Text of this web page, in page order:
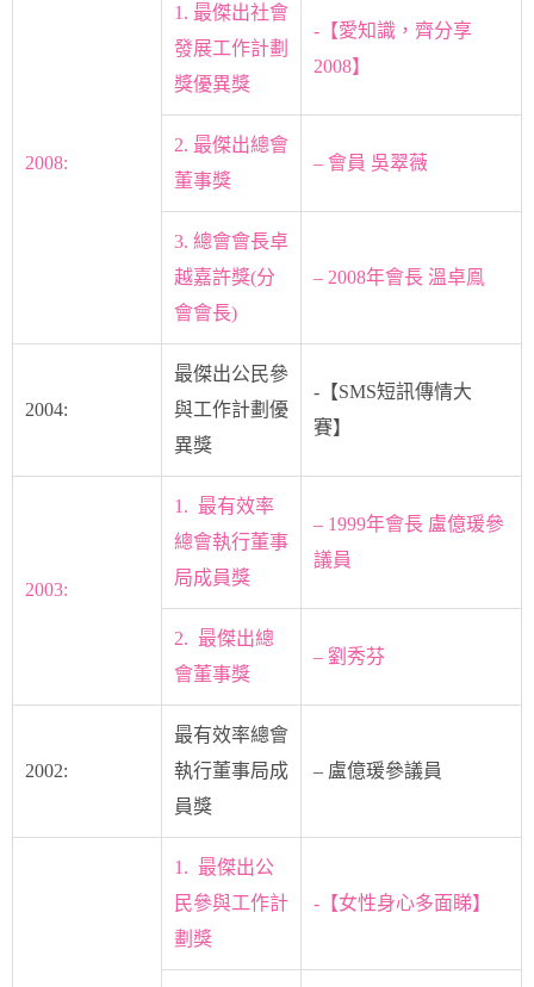
2008:
1. 最傑出社會
發展工作計劃
獎優異獎
-【愛知識，齊分享
2008】
2. 最傑出總會
董事獎
– 會員 吳翠薇
3. 總會會長卓
越嘉許獎(分
會會長)
– 2008年會長 溫卓鳯
2004:
最傑出公民參
與工作計劃優
異獎
-【SMS短訊傳情大
賽】
2003:
1. 最有效率
總會執行董事
局成員獎
– 1999年會長 盧億瑗參
議員
2. 最傑出總
會董事獎
– 劉秀芬
2002:
最有效率總會
執行董事局成
員獎
– 盧億瑗參議員
1. 最傑出公
民參與工作計
劃獎
-【女性身心多面睇】